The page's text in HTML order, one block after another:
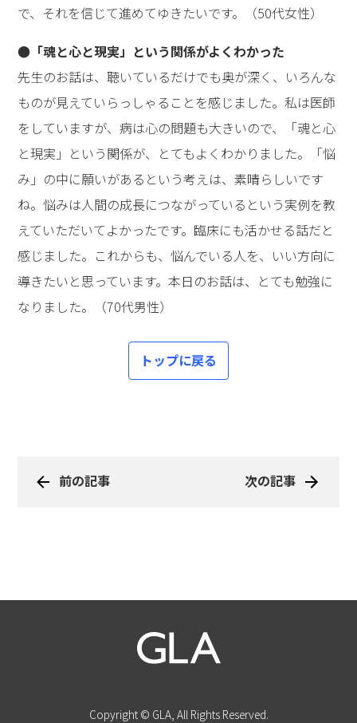
で、それを信じて進めてゆきたいです。（50代女性）
●「魂と心と現実」という関係がよくわかった
先生のお話は、聴いているだけでも奥が深く、いろんな
ものが見えていらっしゃることを感じました。私は医師
をしていますが、病は心の問題も大きいので、「魂と心
と現実」という関係が、とてもよくわかりました。「悩
み」の中に願いがあるという考えは、素晴らしいです
ね。悩みは人間の成長につながっているという実例を教
えていただいてよかったです。臨床にも活かせる話だと
感じました。これからも、悩んでいる人を、いい方向に
導きたいと思っています。本日のお話は、とても勉強に
なりました。（70代男性）
トップに戻る
前の記事 次の記事
Copyright © GLA, All Rights Reserved.